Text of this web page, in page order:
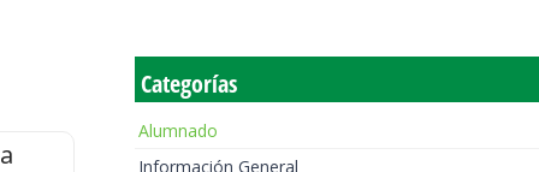
Categorías
Alumnado
Información General